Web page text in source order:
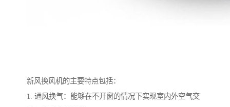
新风换风机的主要特点包括：
1. 通风换气：能够在不开窗的情况下实现室内外空气交